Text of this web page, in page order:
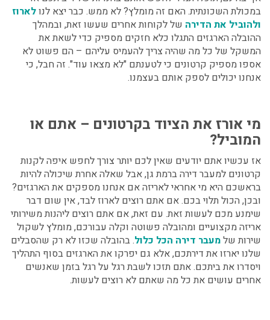
במכולת השכונתית. האם זה מומלץ? לא ממש. כבר יצא לנולארוז
ולהוביל את הדירה של לקוחות אחרים שעשו זאת, ובמהלך
ההובלה הארגזים התגלו כלא חזקים מספיק כדי לשאת את
המשקל של כל מה שהיה צריך להעמיס עליהם – הם פשוט לא
אספו מספיק קרטונים כי לטענתם "לא מצאו עוד". זה חבל, כי
אנחנו יכולים לספק אותם בעצמנו.
מי אורז את הציוד בקרטונים – אתם או
המוביל?
אז עכשיו אתם יודעים שאין לכם יותר צורך לחפש איפה לקנות
קרטונים למעבר דירה ברמת גן, אבל שאלה אחרת שיכולה להיות
בראשכם היא מי אחראי לאריזה אם אנחנו מספקים את הארגזים?
ובכן, הכול תלוי בכם. אם אתם רוצים לארוז לבד, אין שום דבר
שימנע מכם לעשות זאת. עם זאת, אם אתם רוצים ליהנות משירותי
אריזה מקצועיים ומהובלה פשוטה וקלה עבורכם, מומלץ לשקול
שירות שלמעבר דירה הכל כלול.בהובלה שכזו לא רק שהסבלים
שלנו יארזו את דירתכם, אלא גם יפרקו את הארגזים בסוף התהליך
ויסדרו את ביתכם. אתם תזכו לשבת רגל על רגל בזמן שאנשים
אחרים עושים את כל מה שאתם לא רוצים לעשות.